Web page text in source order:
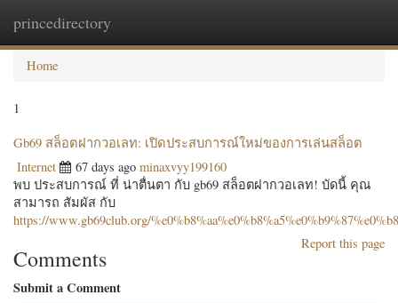
princedirectory
Home
1
Gb69 สล็อตฝากวอเลท: เปิดประสบการณ์ใหม่ของการเล่นสล็อต
Internet 67 days ago minaxvyy199160
พบ ประสบการณ์ ที่ น่าตื่นตา กับ gb69 สล็อตฝากวอเลท! บัดนี้ คุณ
สามารถ สัมผัส กับ
https://www.gb69club.org/
Report this page
Comments
Submit a Comment